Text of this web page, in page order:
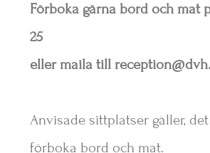
Förboka gärna bord och mat
25
eller maila till
Anvisade sittplatser gäller,
förboka bord och mat.